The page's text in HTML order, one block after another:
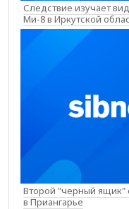
Следствие изучает
Ми-8 в Иркутской
Второй "черный
в Приангарье